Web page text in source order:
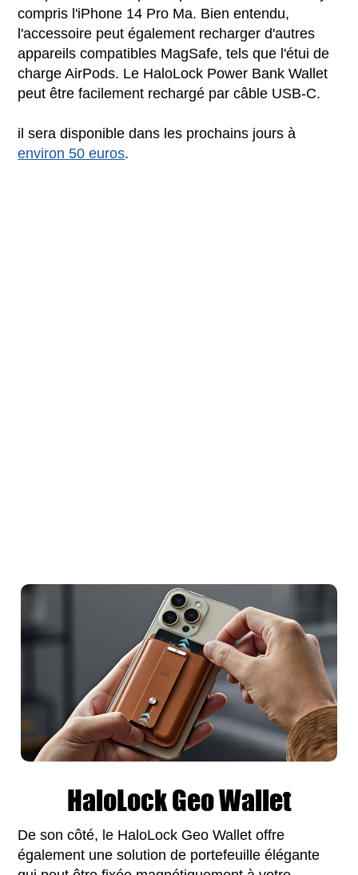
compris l'iPhone 14 Pro Ma. Bien entendu,
l'accessoire peut également recharger d'autres
appareils compatibles MagSafe, tels que l'étui de
charge AirPods. Le HaloLock Power Bank Wallet
peut être facilement rechargé par câble USB-C.
il sera disponible dans les prochains jours à
environ 50 euros.
HaloLock Geo Wallet
De son côté, le HaloLock Geo Wallet offre
également une solution de portefeuille élégante